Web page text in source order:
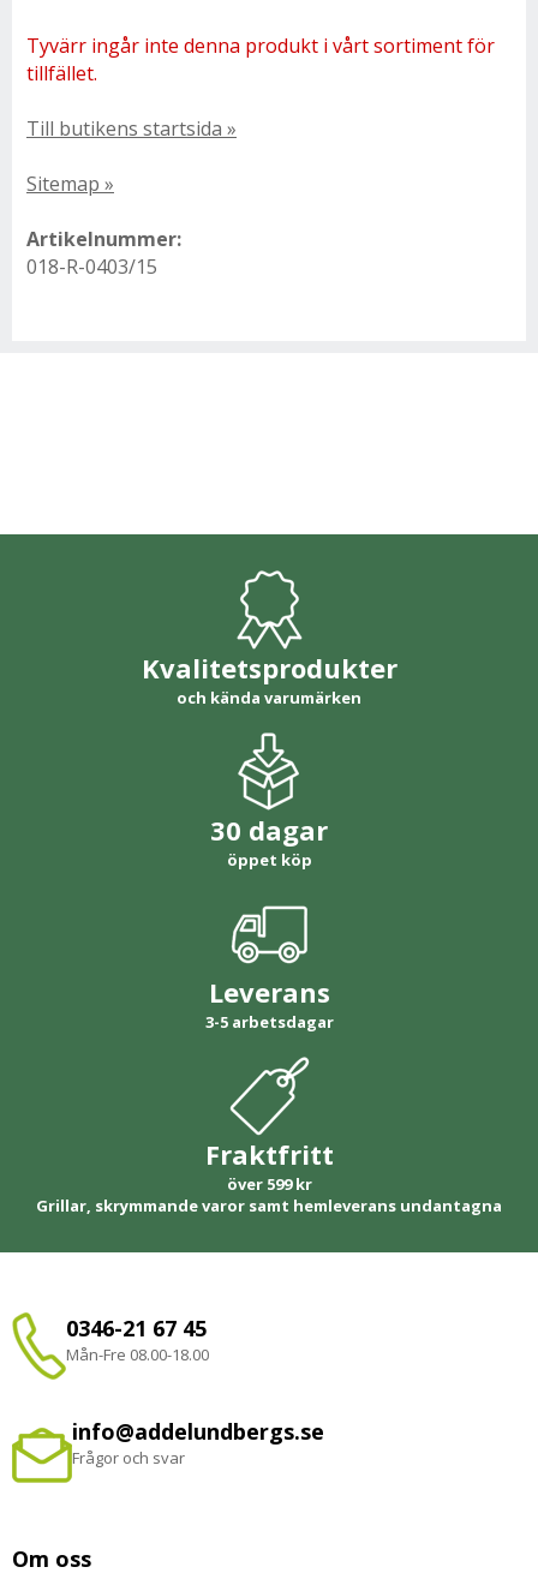
Tyvärr ingår inte denna produkt i vårt sortiment för
tillfället.
Till butikens startsida »
Sitemap »
Artikelnummer:
018-R-0403/15
Kvalitetsprodukter
och kända varumärken
30 dagar
öppet köp
Leverans
3-5 arbetsdagar
Fraktfritt
över 599 kr
Grillar, skrymmande varor samt hemleverans undantagna
0346-21 67 45
Mån-Fre 08.00-18.00
info@addelundbergs.se
Frågor och svar
Om oss